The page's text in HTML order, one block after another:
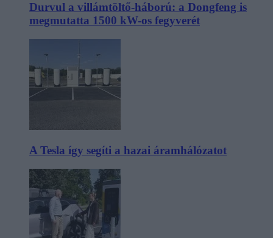
Durvul a villámtöltő-háború: a Dongfeng is
megmutatta 1500 kW-os fegyverét
A Tesla így segíti a hazai áramhálózatot